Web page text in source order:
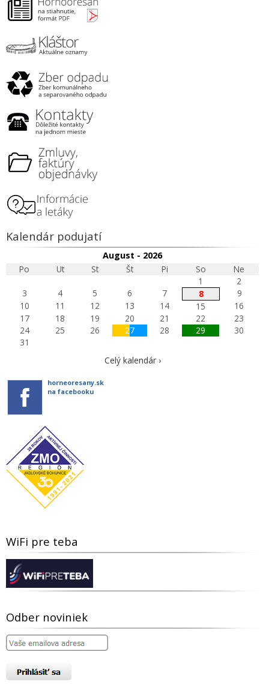
Kalendár podujatí
August - 2026
Po
Ut St Št Pi So
Ne
1
2
3
4 5 6 7 8
9
10
11 12 13 14 15
16
17
18 19 20 21 22
23
24
25 26 27 28 29
30
31
Celý kalendár ›
horneoresany.sk
na facebooku
WiFi pre teba
Odber noviniek